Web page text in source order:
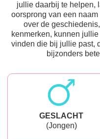
jullie daarbij te helpen,
oorsprong van een
over de
kenmerken, kunnen
vinden die bij jullie past,
bijzonders
GESLACHT
(Jongen)